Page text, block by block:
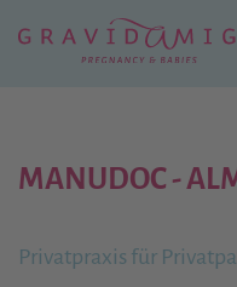
Hauptinhalt
MANUDOC -
Privatpraxis für